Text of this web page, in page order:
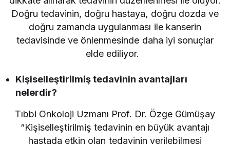
Doğru tedavinin, doğru hastaya, doğru dozda ve
doğru zamanda uygulanması ile kanserin
tedavisinde ve önlenmesinde daha iyi sonuçlar
elde ediliyor.
Kişiselleştirilmiş tedavinin avantajları
nelerdir?
Tıbbi Onkoloji Uzmanı Prof. Dr. Özge Gümüşay
“Kişiselleştirilmiş tedavinin en büyük avantajı
hastada etkin olan tedavinin verilebilmesi